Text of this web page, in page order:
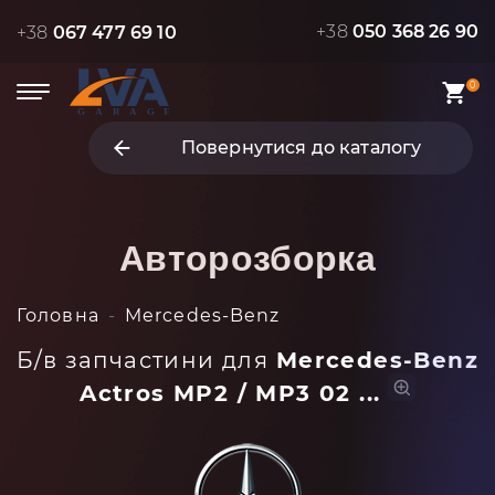
+38 067 477 69 10 +38 050 368 26 90
0
Повернутися до каталогу
Авторозборка
Головна Mercedes-Benz
Б/в запчастини для Mercedes-Benz
Actros MP2 / MP3 02 ...